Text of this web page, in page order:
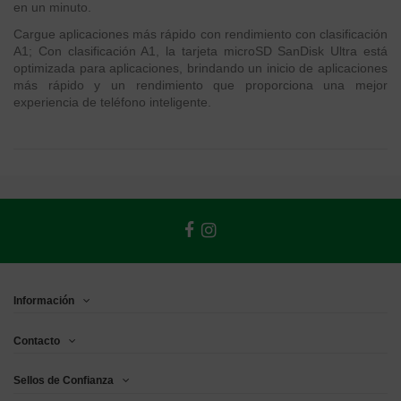
en un minuto.
Cargue aplicaciones más rápido con rendimiento con clasificación
A1; Con clasificación A1, la tarjeta microSD SanDisk Ultra está
optimizada para aplicaciones, brindando un inicio de aplicaciones
más rápido y un rendimiento que proporciona una mejor
experiencia de teléfono inteligente.
Información
Contacto
Sellos de Confianza